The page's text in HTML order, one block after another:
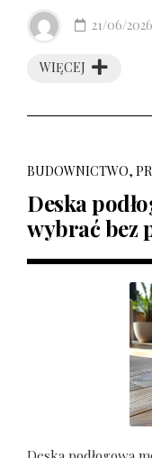
WIĘCEJ
21/06/2026
BUDOWNICTWO,
Deska
wybrać bez